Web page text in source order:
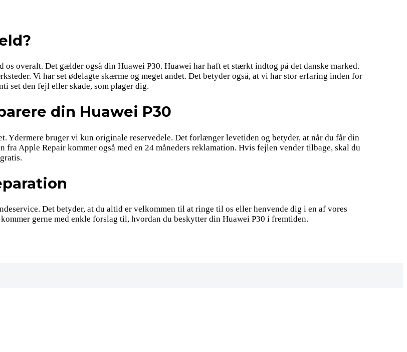
overalt. Det gælder også din Huawei P30. Huawei har haft et stærkt indtog på det danske marked.
Vi har set ødelagte skærme og meget andet. Det betyder også, at vi har stor erfaring inden for
set den fejl eller skade, som plager dig.
din Huawei P30
Ydermere bruger vi kun originale reservedele. Det forlænger levetiden og betyder, at når du får din
Apple Repair kommer også med en 24 måneders reklamation. Hvis fejlen vender tilbage, skal du
Det betyder, at du altid er velkommen til at ringe til os eller henvende dig i en af vores
gerne med enkle forslag til, hvordan du beskytter din Huawei P30 i fremtiden.